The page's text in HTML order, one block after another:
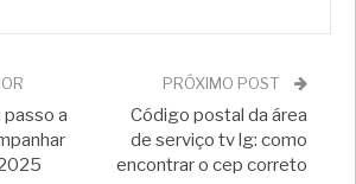
a
PRÓXIMO POST
Código postal da área
de serviço tv lg: como
encontrar o cep correto